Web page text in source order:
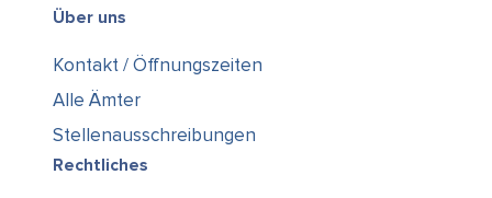
Über uns
Kontakt / Öffnungszeiten
Alle Ämter
Stellenausschreibungen
Rechtliches